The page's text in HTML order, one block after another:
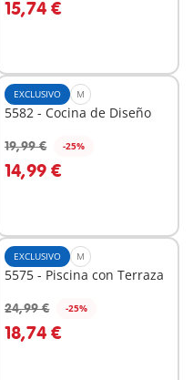
15,74 €
EXCLUSIVO M
5582 - Cocina de Diseño
19,99 € -25%
14,99 €
A la cesta
EXCLUSIVO M
5575 - Piscina con Terraza
24,99 € -25%
18,74 €
A la cesta